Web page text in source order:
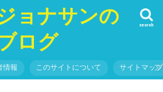
ョナサンの
ログ
search
情報 このサイトについて サイトマップ